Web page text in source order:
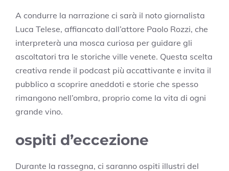
A condurre la narrazione ci sarà il noto giornalista
Luca Telese, affiancato dall’attore Paolo Rozzi, che
interpreterà una mosca curiosa per guidare gli
ascoltatori tra le storiche ville venete. Questa scelta
creativa rende il podcast più accattivante e invita il
pubblico a scoprire aneddoti e storie che spesso
rimangono nell’ombra, proprio come la vita di ogni
grande vino.
ospiti d’eccezione
Durante la rassegna, ci saranno ospiti illustri del